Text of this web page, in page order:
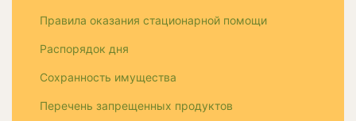
Правила оказания стационарной помощи
Распорядок дня
Сохранность имущества
Перечень запрещенных продуктов